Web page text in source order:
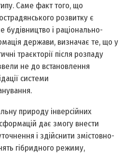
Саме факт того, що
розвитку є
будівництво і раціонально-
держави, визначає те, що у
траєкторії після розпаду
не до встановлення
системи
природу інверсійних
дає змогу внести
і здійснити змістовно-
гібридного режиму,